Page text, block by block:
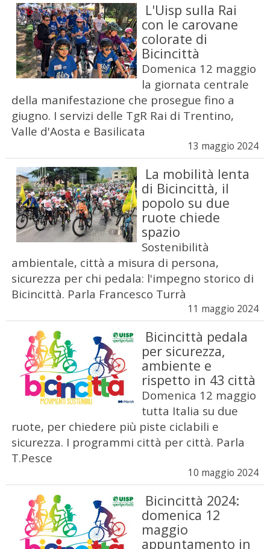
L'Uisp sulla Rai
con le carovane
colorate di
Bicincittà
Domenica 12 maggio
la giornata centrale
della manifestazione che prosegue fino a
giugno. I servizi delle TgR Rai di Trentino,
Valle d'Aosta e Basilicata
13 maggio 2024
La mobilità lenta
di Bicincittà, il
popolo su due
ruote chiede
spazio
Sostenibilità
ambientale, città a misura di persona,
sicurezza per chi pedala: l'impegno storico di
Bicincittà. Parla Francesco Turrà
11 maggio 2024
Bicincittà pedala
per sicurezza,
ambiente e
rispetto in 43 città
Domenica 12 maggio
tutta Italia su due
ruote, per chiedere più piste ciclabili e
sicurezza. I programmi città per città. Parla
T.Pesce
10 maggio 2024
Bicincittà 2024:
domenica 12
maggio
appuntamento in